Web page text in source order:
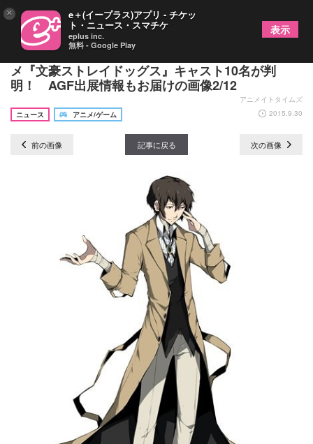
上村さん・宮野さん・細谷さん・神谷さんら、アニ
メ『文豪ストレイドッグス』キャスト10名が判
明！ AGF出展情報もお届けの画像2/12
アニメイトタイムズ
ニュース
アニメ/ゲーム 2015.9.30
前の画像 記事に戻る 次の画像
× e＋(イープラス)アプリ - チケッ
ト・ニュース・スマチケ
eplus inc.
無料 - Google Play
表示